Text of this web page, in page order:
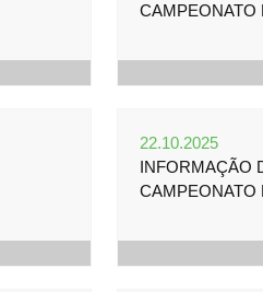
CAMPEONATO
22.10.2025
INFORMAÇÃO
CAMPEONATO